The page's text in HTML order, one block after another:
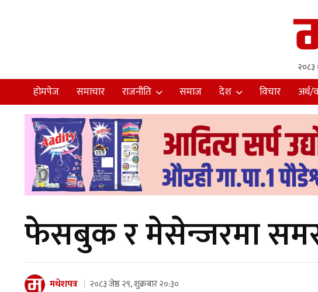
होमपेज समाचार राजनीति समाज देश विचार अर्थ/
फेसबुक र मेसेन्जरमा
मधेशपत्र २०८३ जेष्ठ २९, शुक्रबार २०:३०